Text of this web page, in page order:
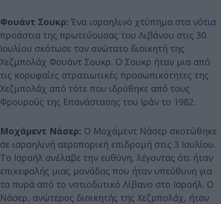
Φουάντ Σουκρ: Ένα ισραηλινό χτύπημα στα νότια
προάστια της πρωτεύουσας του Λιβάνου στις 30
Ιουλίου σκότωσε τον ανώτατο διοικητή της
Χεζμπολάχ Φουάντ Σουκρ. Ο Σουκρ ήταν μια από
τις κορυφαίες στρατιωτικές προσωπικότητες της
Χεζμπολάχ από τότε που ιδρύθηκε από τους
Φρουρούς της Επανάστασης του Ιράν το 1982.
Μοχάμεντ Νάσερ: Ο Μοχάμεντ Νάσερ σκοτώθηκε
σε ισραηλινή αεροπορική επιδρομή στις 3 Ιουλίου.
Το Ισραήλ ανέλαβε την ευθύνη, λέγοντας ότι ήταν
επικεφαλής μιας μονάδας που ήταν υπεύθυνη για
τα πυρά από το νοτιοδυτικό Λίβανο στο Ισραήλ. Ο
Νάσερ, ανώτερος διοικητής της Χεζμπολάχ, ήταν